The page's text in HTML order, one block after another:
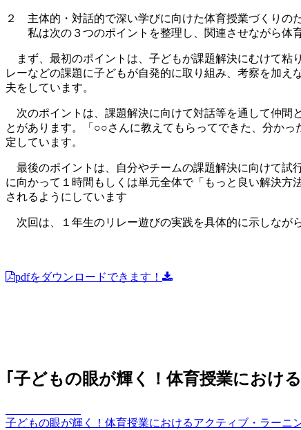
２ 主体的・対話的で深い学びに向けた体育授業づくりの
私は次の３つのポイントを整理し、関連させながら体育
まず、最初のポイントは、子どもが課題解決にむけて粘
レーなどの課題に子どもが自発的に取り組み、考察を加
夫をしています。
次のポイントは、課題解決に向けて対話等を通して仲間
とがあります。「○○さんに教えてもらってできた、分か
定しています。
最後のポイントは、自分やチームの課題解決に向けて試
に向かって１時間もしくは単元全体で「もっと良い解決
されるようにしています
次回は、１年生のリレー遊びの実践を具体的に示しなが
pdfをダウンロードできます！
｢子どもの眼が輝く！体育授業におけ
子どもの眼が輝く！体育授業におけるアクティブ・ラーニ